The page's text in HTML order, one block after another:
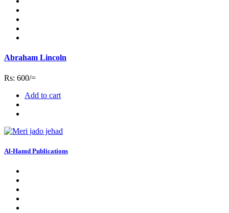
Abraham Lincoln
Rs: 600/=
Add to cart
Al-Hamd Publications